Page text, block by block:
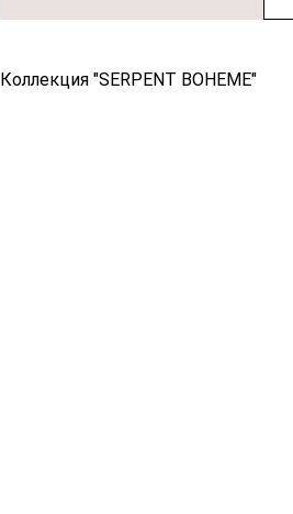
Коллекция "SERPENT BOHEME"